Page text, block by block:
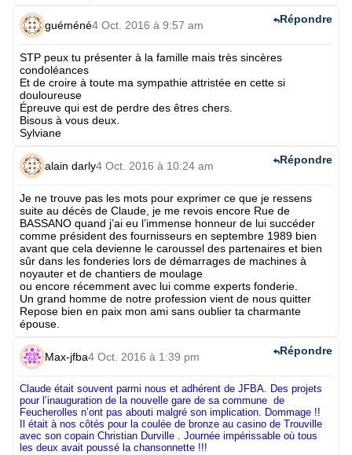
guéméné4 Oct. 2016 à 9:57 am
STP peux tu présenter à la famille mais très sincères
condoléances
Et de croire à toute ma sympathie attristée en cette si
douloureuse
Épreuve qui est de perdre des êtres chers.
Bisous à vous deux.
Sylviane
Répondre
alain darly4 Oct. 2016 à 10:24 am
Je ne trouve pas les mots pour exprimer ce que je ressens
suite au décès de Claude, je me revois encore Rue de
BASSANO quand j’ai eu l’immense honneur de lui succéder
comme président des fournisseurs en septembre 1989 bien
avant que cela devienne le caroussel des partenaires et bien
sûr dans les fonderies lors de démarrages de machines à
noyauter et de chantiers de moulage
ou encore récemment avec lui comme experts fonderie.
Un grand homme de notre profession vient de nous quitter
Repose bien en paix mon ami sans oublier ta charmante
épouse.
Répondre
Max-jfba4 Oct. 2016 à 1:39 pm
Claude était souvent parmi nous et adhérent de JFBA. Des projets
pour l’inauguration de la nouvelle gare de sa commune de
Feucherolles n’ont pas abouti malgré son implication. Dommage !!
Il était à nos côtés pour la coulée de bronze au casino de Trouville
avec son copain Christian Durville . Journée impérissable où tous
les deux avait poussé la chansonnette !!!
Répondre